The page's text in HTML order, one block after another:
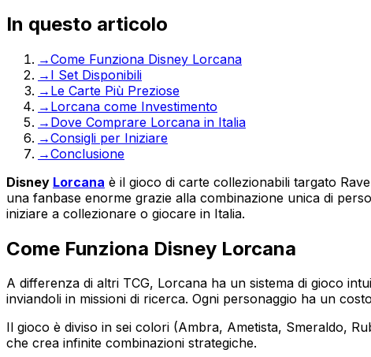
In questo articolo
→Come Funziona Disney Lorcana
→ I Set Disponibili
→ Le Carte Più Preziose
→ Lorcana come Investimento
→ Dove Comprare Lorcana in Italia
→Consigli per Iniziare
→Conclusione
Disney Lorcana è il gioco di carte collezionabili targato
una fanbase enorme grazie alla combinazione unica di
iniziare a collezionare o giocare in Italia.
Come Funziona Disney Lorcana
A differenza di altri TCG, Lorcana ha un sistema di gioco
inviandoli in missioni di ricerca. Ogni personaggio ha un
Il gioco è diviso in sei colori (Ambra, Ametista, Smeraldo,
che crea infinite combinazioni strategiche.